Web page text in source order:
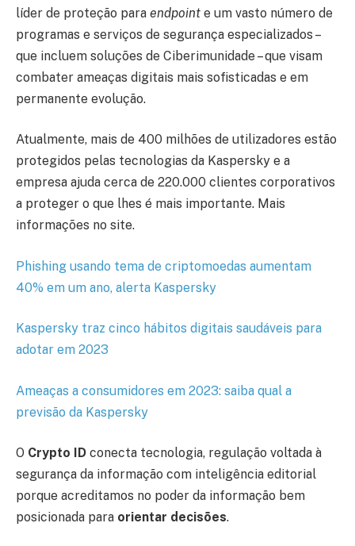
líder de proteção para endpoint e um vasto número de
programas e serviços de segurança especializados –
que incluem soluções de Ciberimunidade – que visam
combater ameaças digitais mais sofisticadas e em
permanente evolução.
Atualmente, mais de 400 milhões de utilizadores estão
protegidos pelas tecnologias da Kaspersky e a
empresa ajuda cerca de 220.000 clientes corporativos
a proteger o que lhes é mais importante. Mais
informações no site.
Phishing usando tema de criptomoedas aumentam
40% em um ano, alerta Kaspersky
Kaspersky traz cinco hábitos digitais saudáveis para
adotar em 2023
Ameaças a consumidores em 2023: saiba qual a
previsão da Kaspersky
O Crypto ID conecta tecnologia, regulação voltada à
segurança da informação com inteligência editorial
porque acreditamos no poder da informação bem
posicionada para orientar decisões.